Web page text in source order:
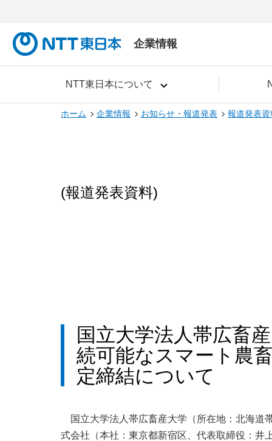
企業情報
NTT東日本について
ホーム 企業情報 お知らせ・報道発表 報道発表資
(報道発表資料)
国立大学法人帯広畜
続可能なスマート農
定締結について
国立大学法人帯広畜産大学（所在地：北海
式会社（本社：東京都新宿区、代表取締役：